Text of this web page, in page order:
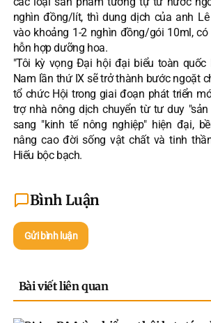
nghìn đồng/lít, thì dung dịch của anh
vào khoảng 1-2 nghìn đồng/gói 10ml,
hỗn hợp dưỡng hoa.
"Tôi kỳ vọng Đại hội đại biểu toàn quốc
Nam lần thứ IX sẽ trở thành bước ngoặt
tổ chức Hội trong giai đoạn phát triển
trợ nhà nông dịch chuyển từ tư duy
sang "kinh tế nông nghiệp" hiện đại,
nâng cao đời sống vật chất và tinh
Hiếu bộc bạch.​
Bình Luận
Gửi bình luận
Bài viết liên quan